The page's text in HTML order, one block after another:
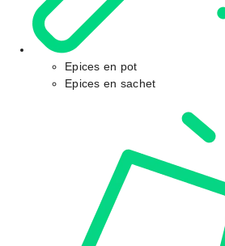
Epices en pot
Epices en sachet